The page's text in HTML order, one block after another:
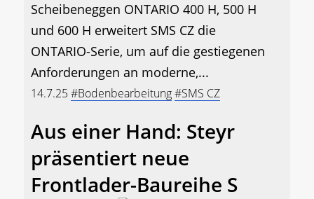
Scheibeneggen ONTARIO 400 H, 500 H
und 600 H erweitert SMS CZ die
ONTARIO-Serie, um auf die gestiegenen
Anforderungen an moderne,...
14.7.25#Bodenbearbeitung#SMS CZ
Aus einer Hand: Steyr
präsentiert neue
Frontlader-Baureihe S